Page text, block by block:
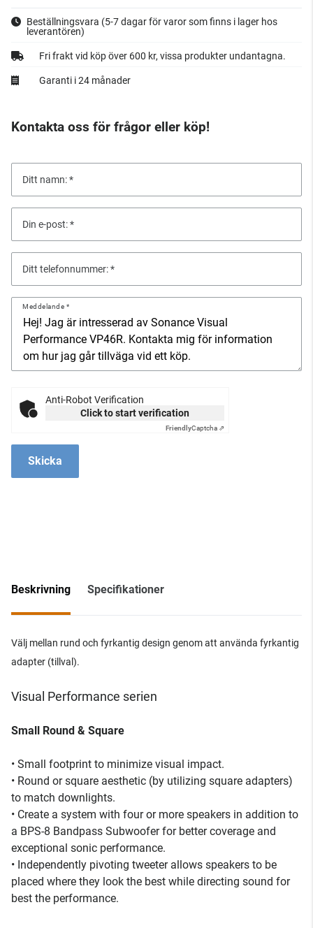
Beställningsvara (5-7 dagar för varor som finns i lager hos
leverantören)
Fri frakt vid köp över 600 kr, vissa produkter undantagna.
Garanti i 24 månader
Kontakta oss för frågor eller köp!
Ditt namn:
Din e-post:
Ditt telefonnummer:
Meddelande
Anti-Robot Verification
Click to start verification
FriendlyCaptcha ⇗
Skicka
Beskrivning Specifikationer
Välj mellan rund och fyrkantig design genom att använda fyrkantig
adapter (tillval).
Visual Performance serien
Small Round & Square
• Small footprint to minimize visual impact.
• Round or square aesthetic (by utilizing square adapters)
to match downlights.
• Create a system with four or more speakers in addition to
a BPS-8 Bandpass Subwoofer for better coverage and
exceptional sonic performance.
• Independently pivoting tweeter allows speakers to be
placed where they look the best while directing sound for
best the performance.